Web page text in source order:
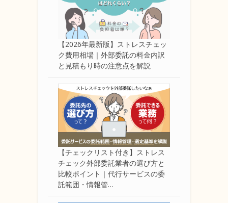
【2026年最新版】ストレスチェッ
ク費用相場｜外部委託の料金内訳
と見積もり時の注意点を解説
【チェックリスト付き】ストレス
チェック外部委託業者の選び方と
比較ポイント｜代行サービスの委
託範囲・情報管…